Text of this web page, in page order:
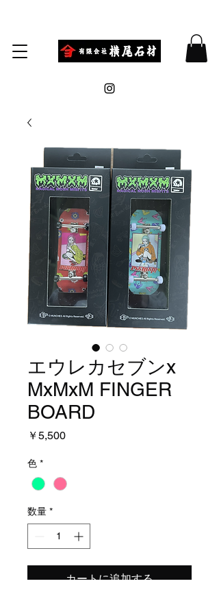
エウレカセブンx
MxMxM FINGER
BOARD
￥5,500価
色 *
数量 *
カートに追加する